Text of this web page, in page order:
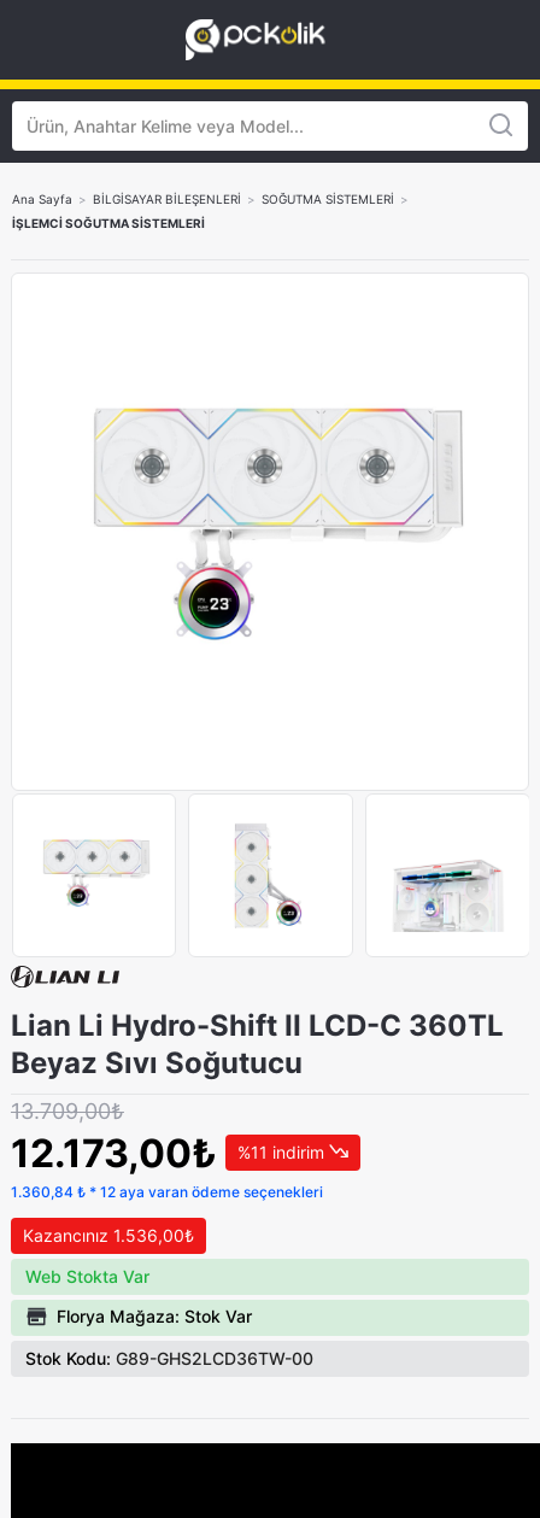
Ana Sayfa > BİLGİSAYAR BİLEŞENLERİ > SOĞUTMA SİSTEMLERİ >
İŞLEMCİ SOĞUTMA SİSTEMLERİ
Lian Li Hydro-Shift II LCD-C 360TL
Beyaz Sıvı Soğutucu
13.709,00₺
12.173,00₺ %11 indirim
1.360,84 ₺ * 12 aya varan ödeme seçenekleri
Kazancınız 1.536,00₺
Web Stokta Var
Florya Mağaza: Stok Var
Stok Kodu: G89-GHS2LCD36TW-00